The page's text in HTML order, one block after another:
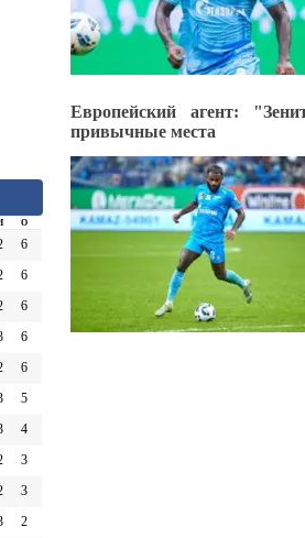
О
6
6
6
6
6
5
4
3
3
2
Европейский агент:
привычные места